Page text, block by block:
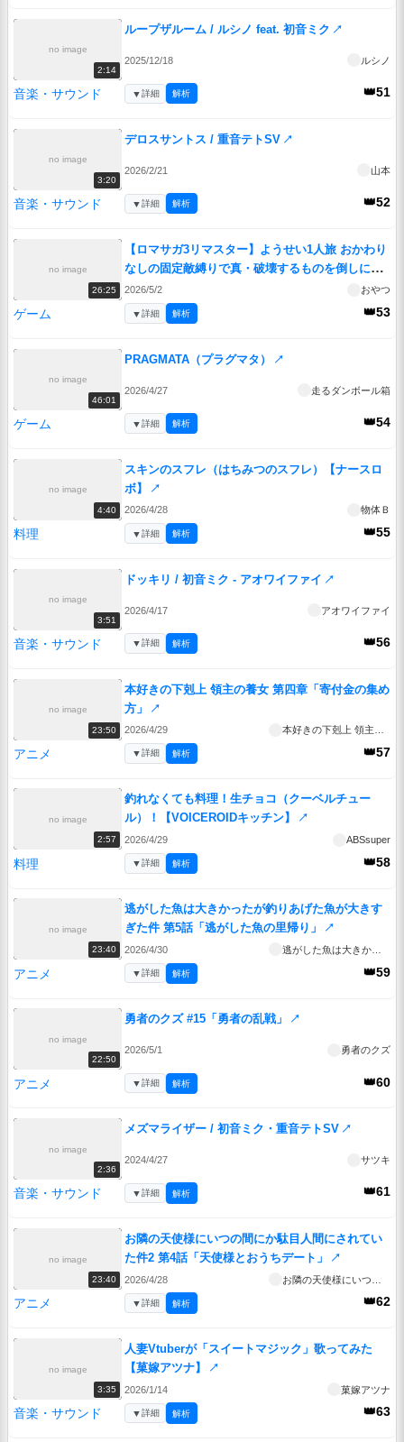
no image
2:14
ループザルーム / ルシノ feat. 初音ミク ↗
2025/12/18 ルシノ
音楽・サウンド 👑51
▼詳細 解析
no image
3:20
デロスサントス / 重音テトSV ↗
2026/2/21 山本
音楽・サウンド 👑52
▼詳細 解析
no image
26:25
【ロマサガ3リマスター】ようせい1人旅 おかわり
なしの固定敵縛りで真・破壊するものを倒しに行
く part5
2026/5/2 おやつ
ゲーム 👑53
▼詳細 解析
no image
46:01
PRAGMATA（プラグマタ） ↗
2026/4/27 走るダンボール箱
ゲーム 👑54
▼詳細 解析
no image
4:40
スキンのスフレ（はちみつのスフレ）【ナースロ
ボ】
↗
2026/4/28 物体Ｂ
料理 👑55
▼詳細 解析
no image
3:51
ドッキリ / 初音ミク - アオワイファイ ↗
2026/4/17 アオワイファイ
音楽・サウンド 👑56
▼詳細 解析
no image
23:50
本好きの下剋上 領主の養女 第四章「寄付金の集め
方」
↗
2026/4/29
アニメ 👑57
▼詳細 解析
no image
2:57
釣れなくても料理！生チョコ（クーベルチュー
ル）！【VOICEROIDキッチン】
↗
2026/4/29 ABSsuper
料理 👑58
▼詳細 解析
no image
23:40
逃がした魚は大きかったが釣りあげた魚が大きす
ぎた件 第5話「逃がした魚の里帰り」
↗
2026/4/30
アニメ 👑59
▼詳細 解析
no image
22:50
勇者のクズ #15「勇者の乱戦」 ↗
2026/5/1 勇者のクズ
アニメ 👑60
▼詳細 解析
no image
2:36
メズマライザー / 初音ミク・重音テトSV ↗
2024/4/27 サツキ
音楽・サウンド 👑61
▼詳細 解析
no image
23:40
お隣の天使様にいつの間にか駄目人間にされてい
た件2 第4話「天使様とおうちデート」
↗
2026/4/28
アニメ 👑62
▼詳細 解析
no image
3:35
人妻Vtuberが「スイートマジック」歌ってみた
【菓嫁アツナ】
↗
2026/1/14 菓嫁アツナ
音楽・サウンド 👑63
▼詳細 解析